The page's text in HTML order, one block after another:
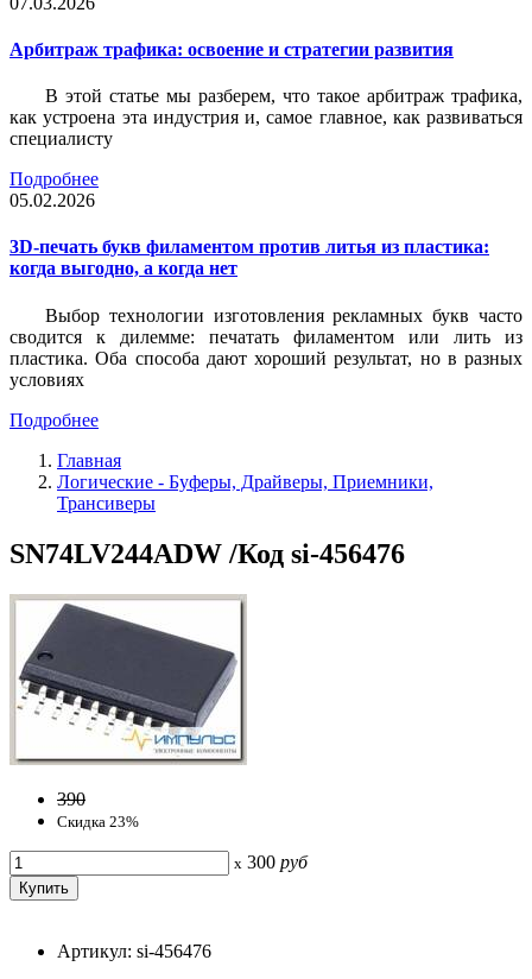
Арбитраж трафика: освоение и стратегии развития
В этой статье мы разберем, что такое арбитраж трафика,
как устроена эта индустрия и, самое главное, как развиваться
специалисту
Подробнее
05.02.2026
3D-печать букв филаментом против литья из пластика:
когда выгодно, а когда нет
Выбор технологии изготовления рекламных букв часто
сводится к дилемме: печатать филаментом или лить из
пластика. Оба способа дают хороший результат, но в разных
условиях
Подробнее
Главная
Логические - Буферы, Драйверы, Приемники,
Трансиверы
SN74LV244ADW /Код si-456476
390
Скидка 23%
x 300 руб
Артикул: si-456476